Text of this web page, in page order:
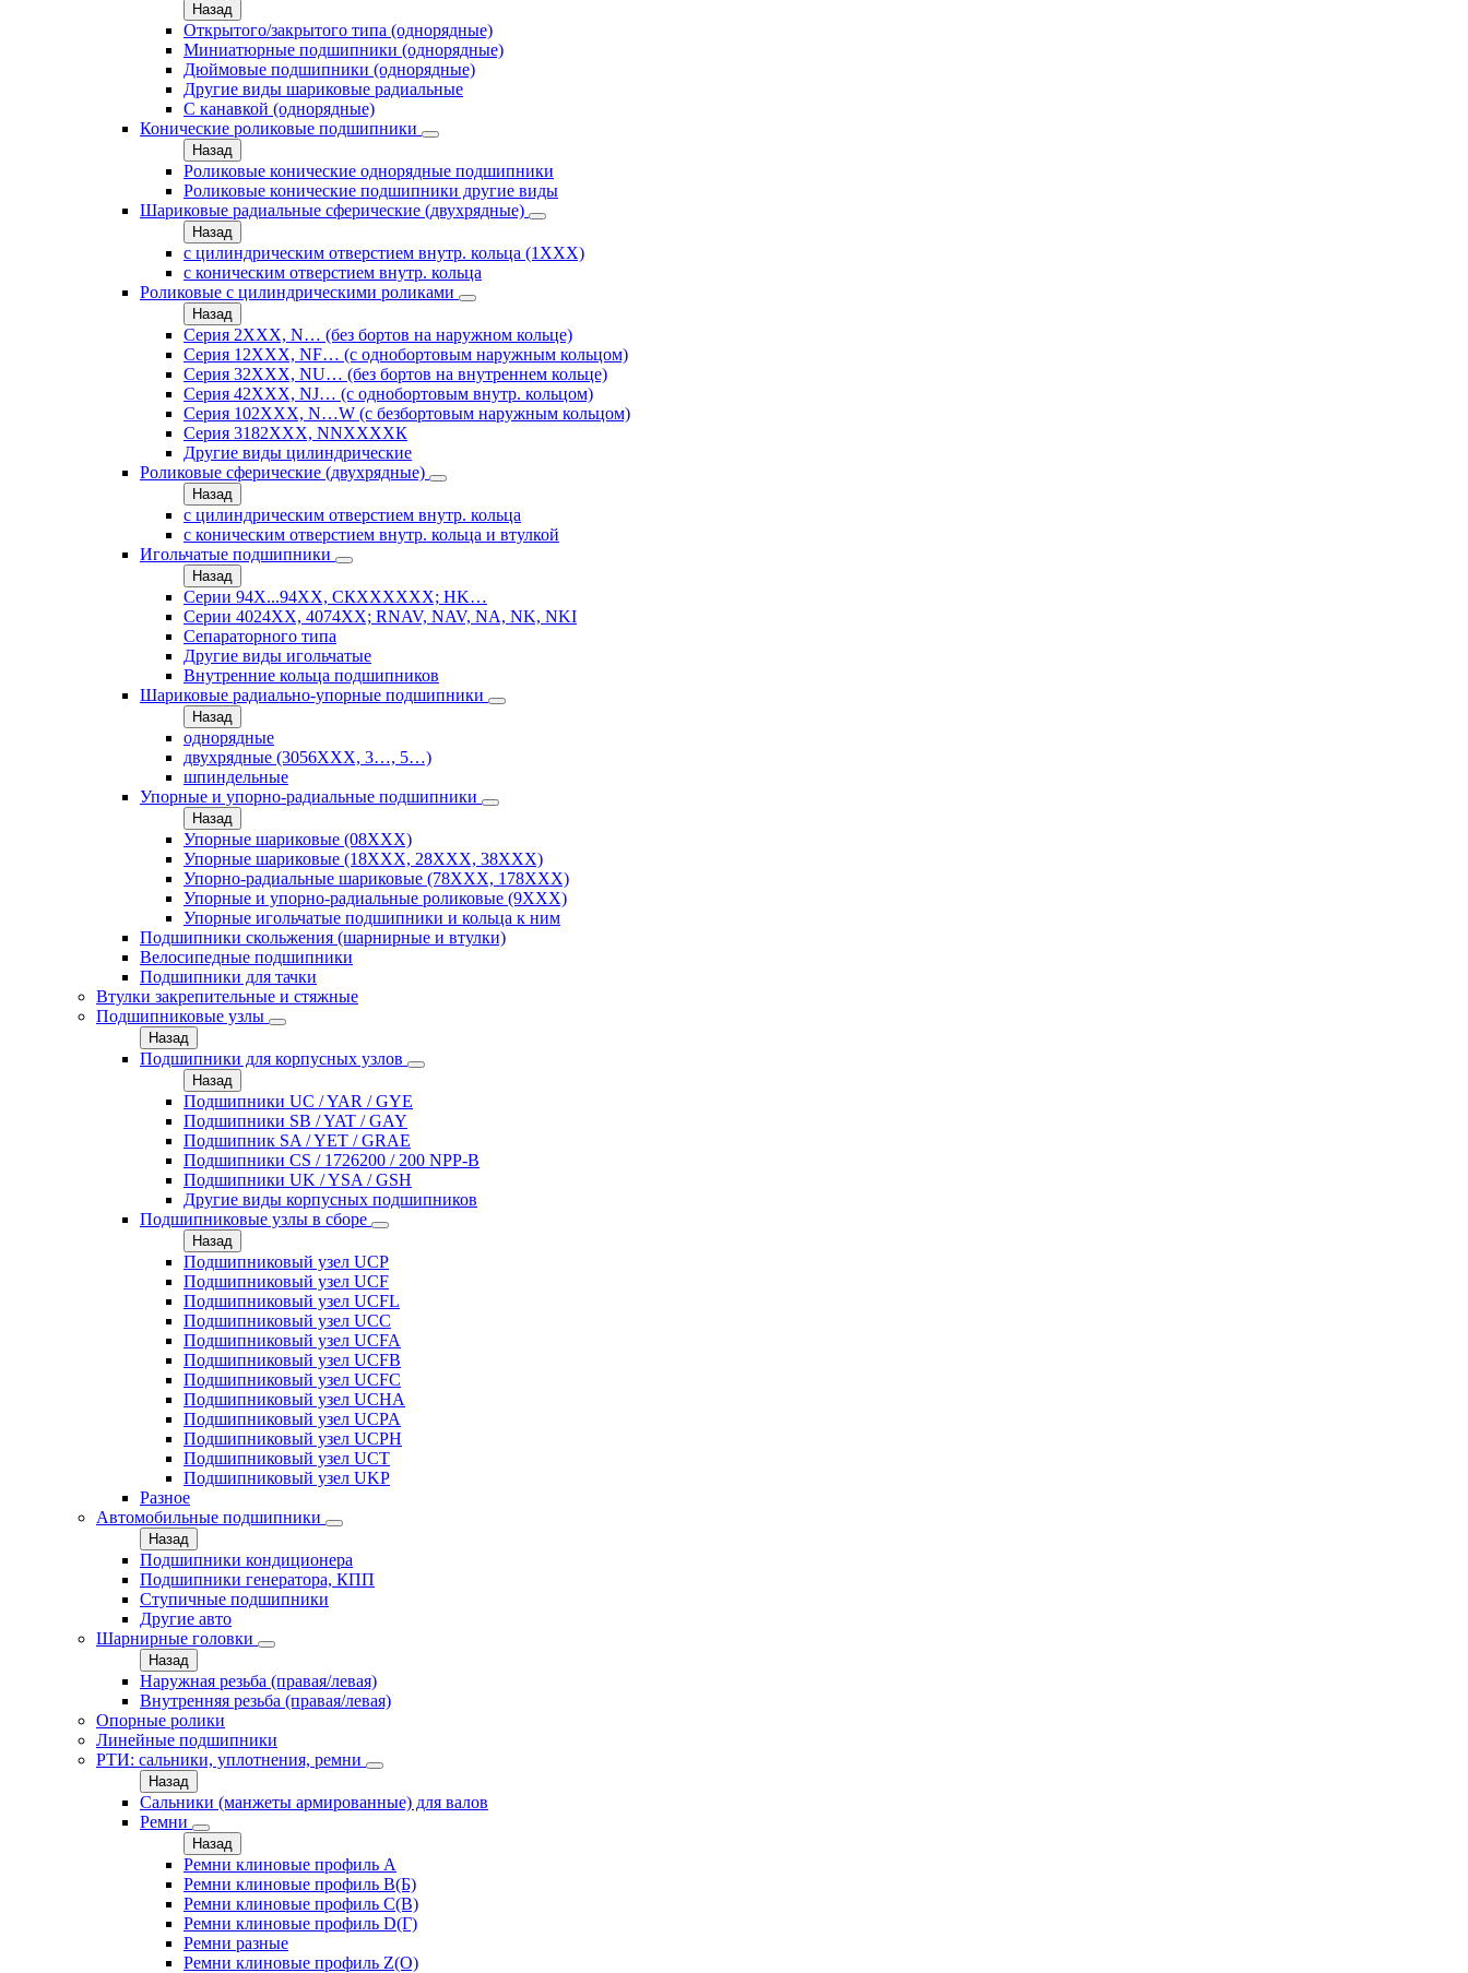
Назад
Открытого/закрытого типа (однорядные)
Миниатюрные подшипники (однорядные)
Дюймовые подшипники (однорядные)
Другие виды шариковые радиальные
С канавкой (однорядные)
Конические роликовые подшипники
Назад
Роликовые конические однорядные подшипники
Роликовые конические подшипники другие виды
Шариковые радиальные сферические (двухрядные)
Назад
с цилиндрическим отверстием внутр. кольца (1ХХХ)
с коническим отверстием внутр. кольца
Роликовые с цилиндрическими роликами
Назад
Серия 2ХХХ, N… (без бортов на наружном кольце)
Серия 12ХХХ, NF… (с однобортовым наружным кольцом)
Серия 32ХХХ, NU… (без бортов на внутреннем кольце)
Серия 42ХХХ, NJ… (с однобортовым внутр. кольцом)
Серия 102ХХХ, N…W (с безбортовым наружным кольцом)
Серия 3182ХХХ, NNХХХХК
Другие виды цилиндрические
Роликовые сферические (двухрядные)
Назад
с цилиндрическим отверстием внутр. кольца
с коническим отверстием внутр. кольца и втулкой
Игольчатые подшипники
Назад
Серии 94Х...94ХХ, СКХХХХХХ; HK…
Серии 4024ХХ, 4074ХХ; RNAV, NAV, NA, NK, NKI
Сепараторного типа
Другие виды игольчатые
Внутренние кольца подшипников
Шариковые радиально-упорные подшипники
Назад
однорядные
двухрядные (3056ХХХ, 3…, 5…)
шпиндельные
Упорные и упорно-радиальные подшипники
Назад
Упорные шариковые (08XXX)
Упорные шариковые (18XXX, 28XXХ, 38ХХХ)
Упорно-радиальные шариковые (78XXX, 178ХХХ)
Упорные и упорно-радиальные роликовые (9ХХХ)
Упорные игольчатые подшипники и кольца к ним
Подшипники скольжения (шарнирные и втулки)
Велосипедные подшипники
Подшипники для тачки
Втулки закрепительные и стяжные
Подшипниковые узлы
Назад
Подшипники для корпусных узлов
Назад
Подшипники UC / YAR / GYE
Подшипники SB / YAT / GAY
Подшипник SA / YET / GRAE
Подшипники CS / 1726200 / 200 NPP-B
Подшипники UK / YSA / GSH
Другие виды корпусных подшипников
Подшипниковые узлы в сборе
Назад
Подшипниковый узел UCP
Подшипниковый узел UCF
Подшипниковый узел UCFL
Подшипниковый узел UCC
Подшипниковый узел UCFA
Подшипниковый узел UCFB
Подшипниковый узел UCFC
Подшипниковый узел UCHA
Подшипниковый узел UCPA
Подшипниковый узел UCPH
Подшипниковый узел UCT
Подшипниковый узел UKP
Разное
Автомобильные подшипники
Назад
Подшипники кондиционера
Подшипники генератора, КПП
Ступичные подшипники
Другие авто
Шарнирные головки
Назад
Наружная резьба (правая/левая)
Внутренняя резьба (правая/левая)
Опорные ролики
Линейные подшипники
РТИ: сальники, уплотнения, ремни
Назад
Сальники (манжеты армированные) для валов
Ремни
Назад
Ремни клиновые профиль A
Ремни клиновые профиль B(Б)
Ремни клиновые профиль C(В)
Ремни клиновые профиль D(Г)
Ремни разные
Ремни клиновые профиль Z(О)